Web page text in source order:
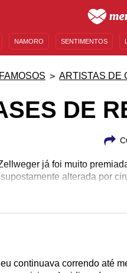
NAMORO SENTIMENTOS
FAMOSOS ARTISTAS DE
DE
já foi muito
alterada por
fase boa da vida. Leia
continuava correndo até